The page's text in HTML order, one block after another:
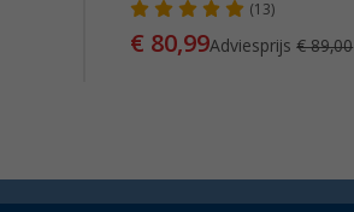
(13)
€ 80,99Adviesprijs€ 89,00